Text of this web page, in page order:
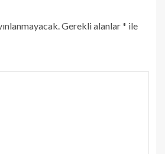
Gerekli alanlar* ile